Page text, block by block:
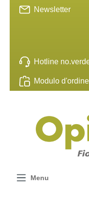
principale
Hotline
Modulo
Newsletter
Menu